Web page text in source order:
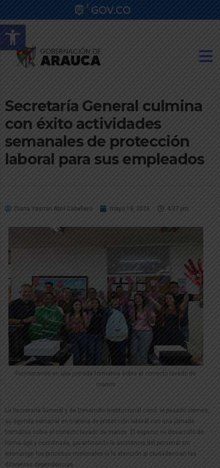
Abrir barra de herramientas
Secretaría General culmina
con éxito actividades
semanales de protección
laboral para sus empleados
Diana Yasmin Abril Caballero mayo 19, 2026 4:37 pm
Funcionarios en una jornada formativa sobre el correcto lavado de
manos
La Secretaría General y de Desarrollo Institucional cerró, el pasado viernes,
su agenda semanal en materia de protección laboral con una jornada
formativa sobre el correcto lavado de manos. El espacio se desarrolló de
forma ágil y coordinada, garantizando la asistencia del personal sin
interrumpir los procesos misionales ni la atención al ciudadano en las
diferentes dependencias.